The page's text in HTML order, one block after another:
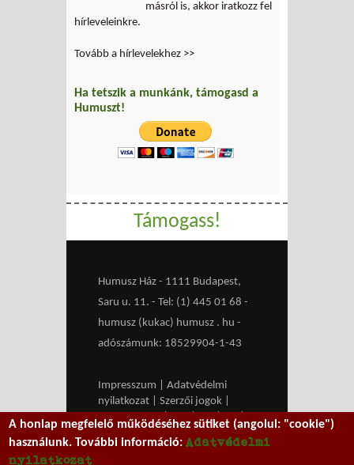
másról is, akkor iratkozz fel
hírleveleinkre.
Tovább a hírlevelekhez >>
Ha tetszik a munkánk, támogasd a
Humuszt!
Támogass!
Humusz Ház - 1111 Budapest,
Saru u. 11. - Tel: (1) 445 01 68 -
humusz (kukac) humusz . hu -
adószámunk: 18529904-1-43
Impresszum
Adatvédelmi
nyilatkozat
Szerzői jogok
Médiaajánlat
RSS HU| EN
A honlap megfelelő működéséhez sütiket (angolul: "cookie")
használunk. További információ:Adatvédelmi
nyilatkozat